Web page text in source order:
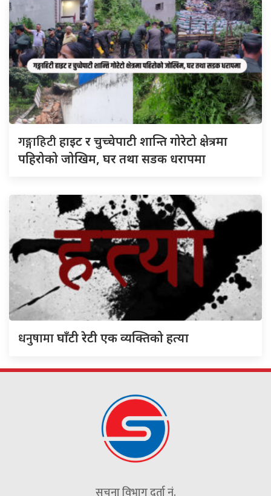
गङ्गाहिटीहाइट र चुच्चेपाटी शान्ति गोरेटो क्षेत्रमा
पहिरोको जोखिम, घर तथा सडक धरापमा
धनुषामाघाँटी रेटी एक व्यक्तिको हत्या